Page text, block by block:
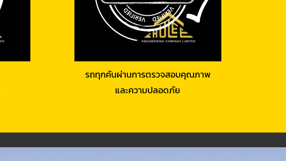
รถทุกคันผ่านการตรวจสอบคุณภาพ
และความปลอดภัย